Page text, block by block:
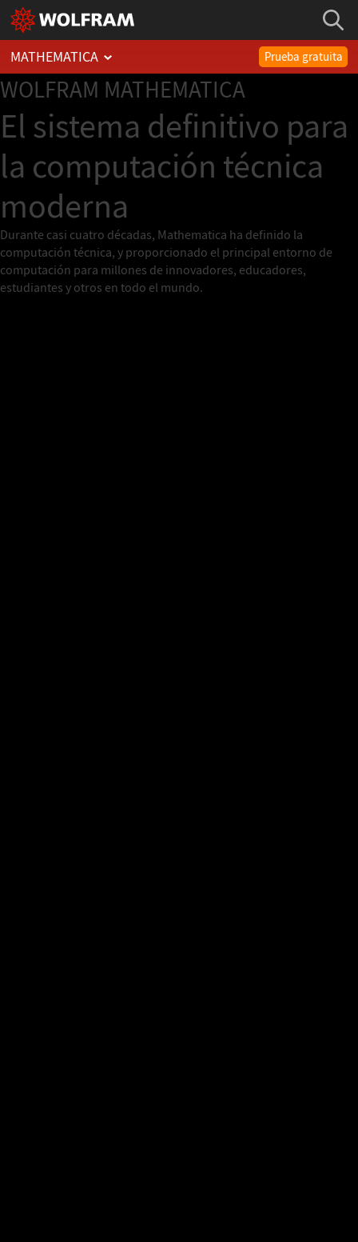
MATHEMATICA Prueba gratuita
WOLFRAM MATHEMATICA
El sistema definitivo para
la computación técnica
moderna
Durante casi cuatro décadas, Mathematica ha definido la
computación técnica, y proporcionado el principal entorno de
computación para millones de innovadores, educadores,
estudiantes y otros en todo el mundo.